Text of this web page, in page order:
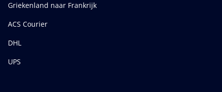
Griekenland naar Frankrijk
ACS Courier
DHL
UPS